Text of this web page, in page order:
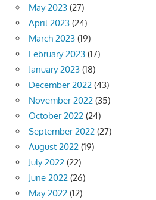
May 2023 (27)
April 2023 (24)
March 2023 (19)
February 2023 (17)
January 2023 (18)
December 2022 (43)
November 2022 (35)
October 2022 (24)
September 2022 (27)
August 2022 (19)
July 2022 (22)
June 2022 (26)
May 2022 (12)